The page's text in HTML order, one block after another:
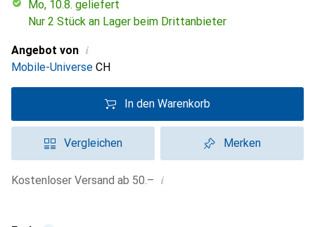
Mo, 10.8. geliefert
Nur 2 Stück an Lager beim Drittanbieter
Angebot von i
Mobile-Universe CH
In den Warenkorb
Vergleichen Merken
Kostenloser Versand ab 50.– i